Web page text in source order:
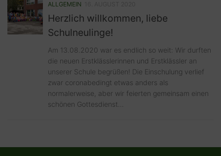
ALLGEMEIN
Herzlich willkommen, liebe
Schulneulinge!
Am 13.08.2020 war es endlich so weit: Wir durften
die neuen Erstklässlerinnen und Erstklässler an
unserer Schule begrüßen! Die Einschulung verlief
zwar coronabedingt etwas anders als
normalerweise, aber wir feierten gemeinsam einen
schönen Gottesdienst...